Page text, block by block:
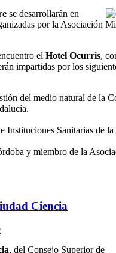
se desarrollarán en
por la Asociación
el Hotel Ocurris,
impartidas por los
del medio natural de la
Sanitarias de
y miembro de la
Ciencia
, del Consejo Superior de